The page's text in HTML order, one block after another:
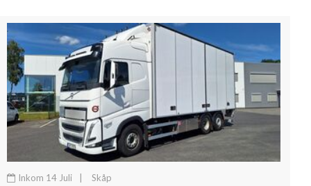
Inkom 14 Juli Skåp